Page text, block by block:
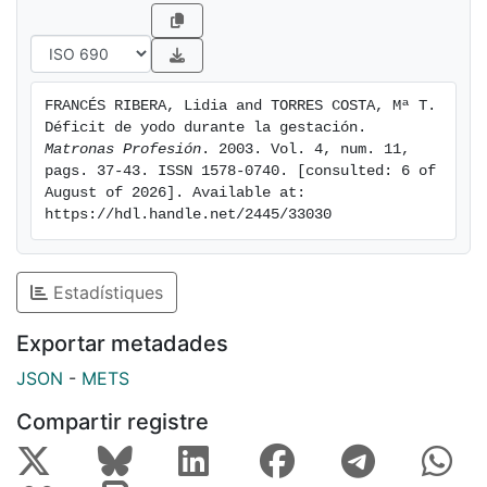
utilización de sal yodada para la condimentación de
los alimentos. Además, deberán derivar al médico a
aquellas mujeres que presenten una deficiencia de
yodo para que realicen una suplementación si fuera
necesario.
FRANCÉS RIBERA, Lidia and TORRES COSTA, Mª T.
Matronas Profesión . 2003. Vol. 4, num. 11,
pags. 37-43. ISSN 1578-0740. [consulted: 6 of
August of 2026]. Available at:
https://hdl.handle.net/2445/33030
Estadístiques
Exportar metadades
JSON - METS
Compartir registre